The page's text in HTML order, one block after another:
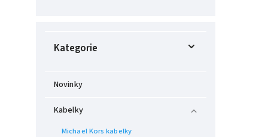
Kategorie
Novinky
Kabelky
Michael Kors kabelky